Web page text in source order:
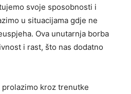
svoje sposobnosti i
u situacijama gdje ne
Ova unutarnja borba
i rast, što nas dodatno
prolazimo kroz trenutke